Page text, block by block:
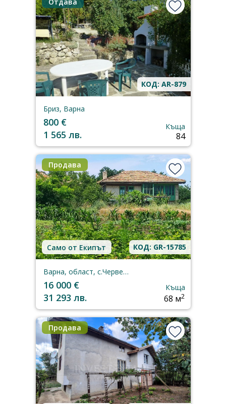
КОД: AR-879
Бриз, Варна
800 €
1 565 лв.
Къща
84
Продава
Само от Екипът КОД: GR-15785
Варна, област, с.Червенци
16 000 €
31 293 лв.
Къща
68 м2
Продава